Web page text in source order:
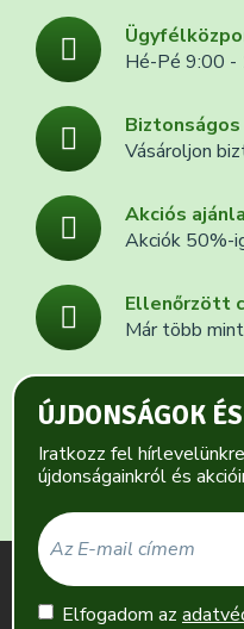
Hé-Pé 9:00 -
Vásároljon
Akciós
Akciók 50%-
Ellenőrzött
Már több
ÚJDONSÁGOK
Iratkozz fel
újdonságainkról és
Elfogadom az